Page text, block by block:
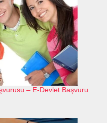
– E-Devlet Başvuru